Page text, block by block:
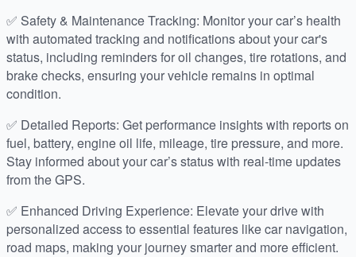
✅ Safety & Maintenance Tracking: Monitor your car’s health
with automated tracking and notifications about your car's
status, including reminders for oil changes, tire rotations, and
brake checks, ensuring your vehicle remains in optimal
condition.
✅ Detailed Reports: Get performance insights with reports on
fuel, battery, engine oil life, mileage, tire pressure, and more.
Stay informed about your car’s status with real-time updates
from the GPS.
✅ Enhanced Driving Experience: Elevate your drive with
personalized access to essential features like car navigation,
road maps, making your journey smarter and more efficient.